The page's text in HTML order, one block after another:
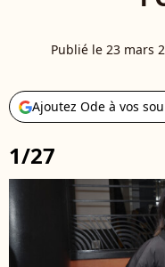
Publié le 23 mars
Ajoutez Ode à vos
1/27